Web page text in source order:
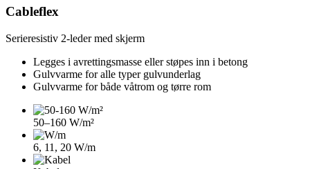
Cableflex
Serieresistiv 2-leder med skjerm
Legges i avrettingsmasse eller støpes inn i betong
Gulvvarme for alle typer gulvunderlag
Gulvvarme for både våtrom og tørre rom
50–160 W/m²
6, 11, 20 W/m